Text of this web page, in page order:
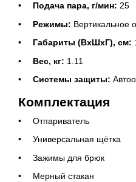
Подача пара, г/мин: 25
Режимы: Вертикальное
Габариты (ВхШхГ), см:
Вес, кг: 1.11
Системы защиты:
Комплектация
Отпариватель
Универсальная щётка
Зажимы для брюк
Мерный стакан